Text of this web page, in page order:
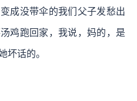
成没带伞的我们父子发愁出
鸡跑回家，我说，妈的，是
坏话的。